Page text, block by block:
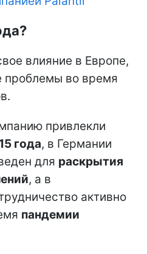
влияние в Европе,
проблемы во время
привлекли
года, в Германии
для раскрытия
, а в
активно
пандемии